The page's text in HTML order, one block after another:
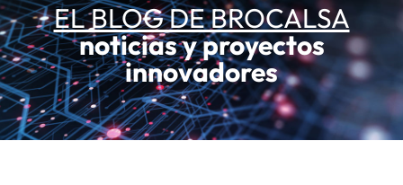
EL BLOG DE BROCALSA
noticias y proyectos
innovadores